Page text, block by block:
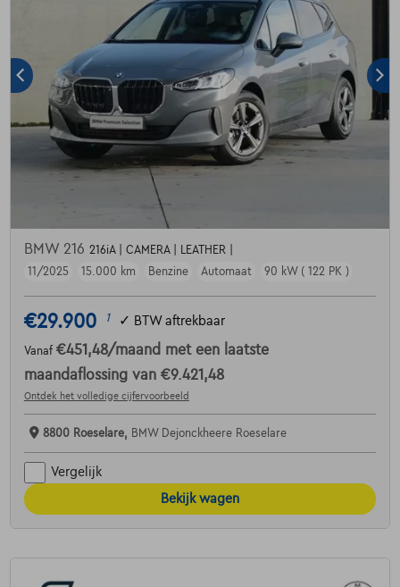
BMW 216 216iA | CAMERA | LEATHER |
11/2025
15.000 km Benzine Automaat 90 kW ( 122 PK )
€29.900 1 ✓ BTW aftrekbaar
Vanaf €451,48/maand met een laatste
maandaflossing van €9.421,48
Ontdek het volledige cijfervoorbeeld
8800 Roeselare, BMW Dejonckheere Roeselare
Vergelijk
Bekijk wagen